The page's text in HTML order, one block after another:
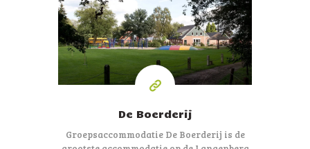
94
personen
De Boerderij
Groepsaccommodatie De Boerderij is de